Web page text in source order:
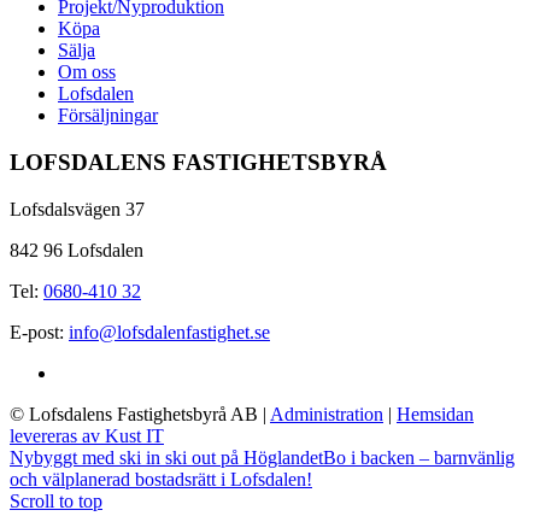
Projekt/Nyproduktion
Köpa
Sälja
Om oss
Lofsdalen
Försäljningar
LOFSDALENS FASTIGHETSBYRÅ
Lofsdalsvägen 37
842 96 Lofsdalen
Tel: 0680-410 32
E-post: info@lofsdalenfastighet.se
© Lofsdalens Fastighetsbyrå AB | Administration | Hemsidan
levereras av Kust IT
Nybyggt med ski in ski out på HöglandetBo i backen – barnvänlig
och välplanerad bostadsrätt i Lofsdalen!
Scroll to top